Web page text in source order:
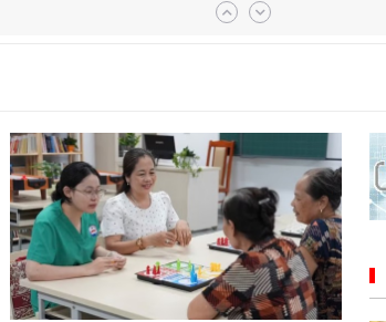
động nha khoa,
đăng ký khám theo yêu